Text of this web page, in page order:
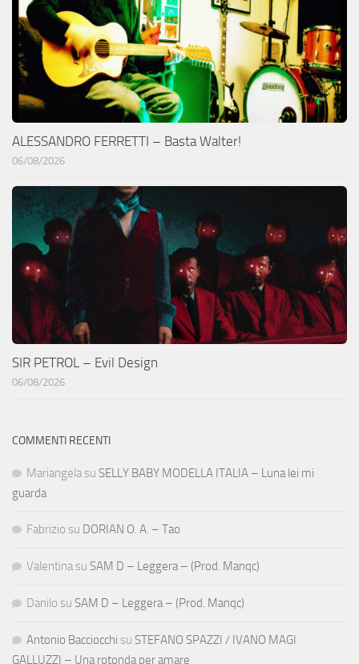
ALESSANDRO FERRETTI – Basta Walter!
06/08/2026
SIR PETROL – Evil Design
06/08/2026
COMMENTI RECENTI
Mariangela su SELLY BABY MODELLA ITALIA – Luna lei mi
guarda
Fabrizio su DORIAN O. A. – Tao
Valentina su SAM D – Leggera – (Prod. Manqc)
Danilo su SAM D – Leggera – (Prod. Manqc)
Antonio Bacciocchi su STEFANO SPAZZI / IVANO MAGI
GALLUZZI – Una rotonda per amare